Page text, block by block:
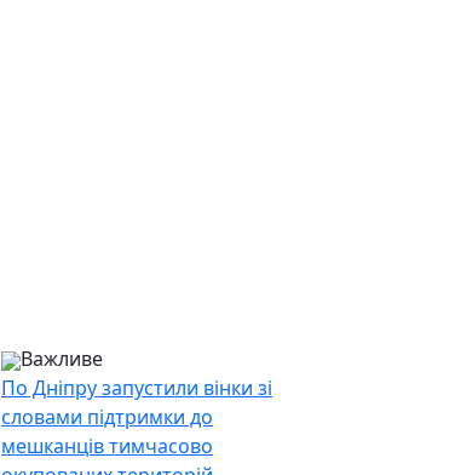
Важливе
По Дніпру запустили вінки зі
словами підтримки до
мешканців тимчасово